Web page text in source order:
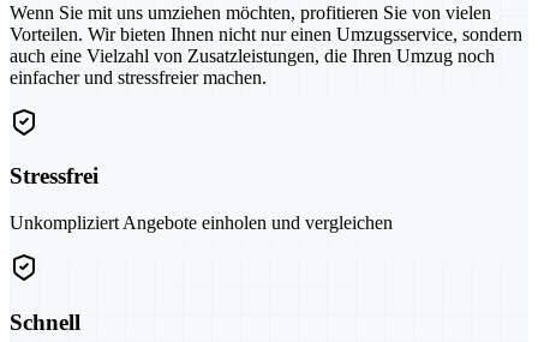
Wenn Sie mit uns umziehen möchten, profitieren Sie von vielen
Vorteilen. Wir bieten Ihnen nicht nur einen Umzugsservice, sondern
auch eine Vielzahl von Zusatzleistungen, die Ihren Umzug noch
einfacher und stressfreier machen.
Stressfrei
Unkompliziert Angebote einholen und vergleichen
Schnell